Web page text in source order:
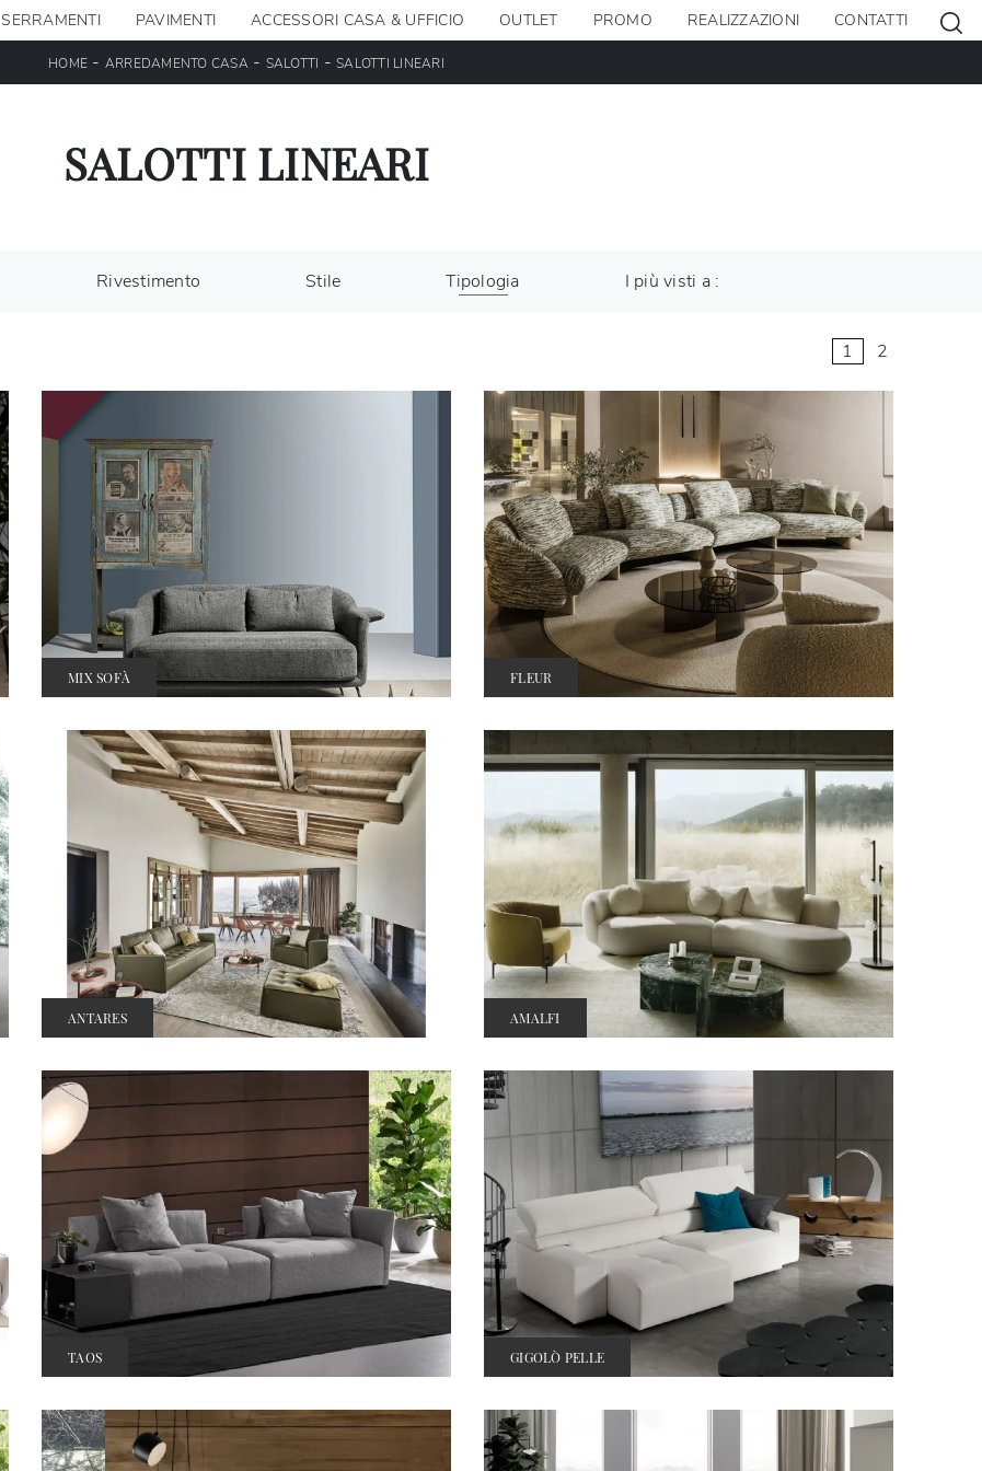
SERRAMENTI PAVIMENTI ACCESSORI CASA & UFFICIO OUTLET PROMO REALIZZAZIONI CONTATTI
HOME - ARREDAMENTO CASA- SALOTTI -SALOTTI LINEARI
SALOTTI LINEARI
Rivestimento Stile Tipologia I più visti a :
1 2
MIX SOFÀ FLEUR
ANTARES AMALFI
TAOS GIGOLÒ PELLE